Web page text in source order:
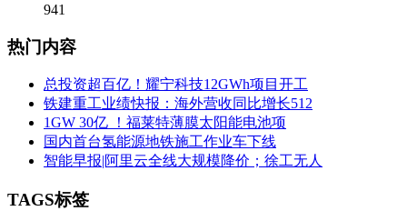
941
热门内容
总投资超百亿！耀宁科技12GWh项目开工
铁建重工业绩快报：海外营收同比增长512
1GW 30亿 ！福莱特薄膜太阳能电池项
国内首台氢能源地铁施工作业车下线
智能早报|阿里云全线大规模降价；徐工无人
TAGS标签